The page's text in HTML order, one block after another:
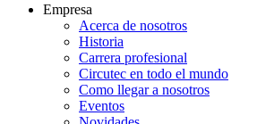
Empresa
Acerca de nosotros
Historia
Carrera profesional
Circutec en todo el mundo
Como llegar a nosotros
Eventos